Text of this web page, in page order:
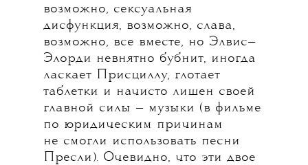
возможно, сексуальная
дисфункция, возможно, слава,
возможно, все вместе, но Элвис—
Элорди невнятно бубнит, иногда
ласкает Присциллу, глотает
таблетки и начисто лишен своей
главной силы — музыки (в фильме
по юридическим причинам
не смогли использовать песни
Пресли). Очевидно, что эти двое